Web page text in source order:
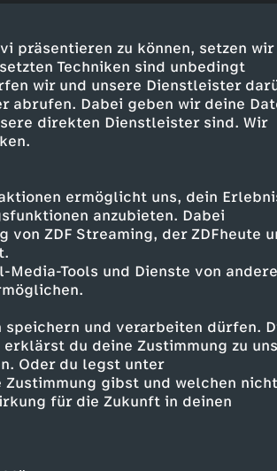
präsentieren zu können, setzen wir
Techniken sind unbedingt
wir und unsere Dienstleister
abrufen. Dabei geben wir deine
direkten Dienstleister sind. Wir
ermöglicht uns, dein
anzubieten. Dabei
ZDF Streaming, der ZDFheute
Media-Tools und Dienste von
und verarbeiten dürfen.
du deine Zustimmung zu
Oder du legst unter
gibst und welchen
für die Zukunft in deinen